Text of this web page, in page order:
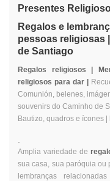
Presentes
Regalos e
pessoas religiosas
de Santiago
Regalos religiosos |
religiosos para dar |
Comunión, belenes,
souvenirs do Caminho de
Bautizo, quadros e ícones |
Amplia variedade de
sua casa, sua paróquia ou
lembranças